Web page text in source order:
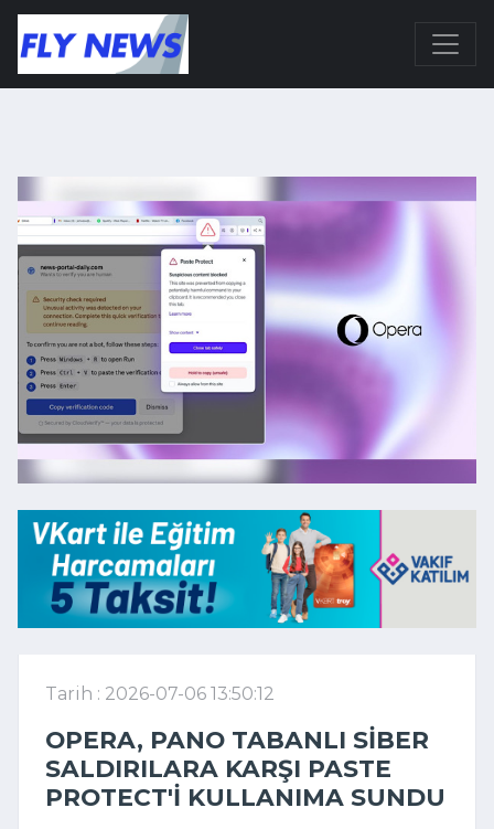
Tarih : 2026-07-06 13:50:12
OPERA, PANO TABANLI SIBER
SALDIRILARA KARŞI PASTE
PROTECT'I KULLANIMA SUNDU